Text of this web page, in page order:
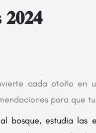
𝟐𝟎𝟐𝟒
cada otoño en
para que
bosque, estudia las